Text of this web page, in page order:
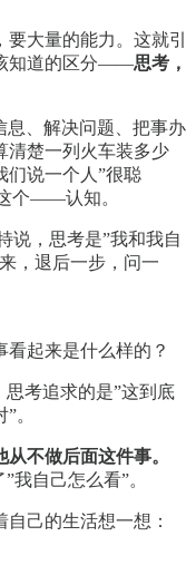
大量的能力。这就引
知道的区分——思考，
息、解决问题、把事办
清楚一列火车装多少
们说一个人”很聪
个——认知。
说，思考是”我和我自
，退后一步，问一
起来是什么样的？
考追求的是”这到底
。
不做后面这件事。
我自己怎么看”。
己的生活想一想：